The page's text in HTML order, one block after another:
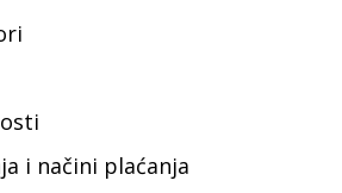
i načini plaćanja